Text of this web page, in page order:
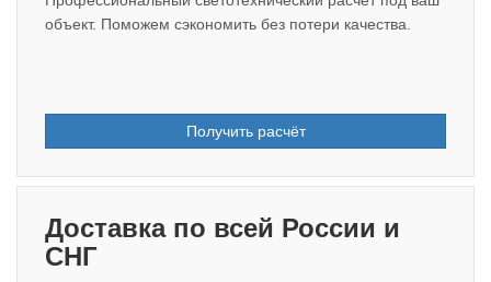
объект. Поможем сэкономить без потери качества.
Получить расчёт
Доставка по всей России и
СНГ